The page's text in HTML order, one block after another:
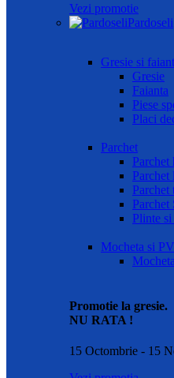
Vezi promotie
Pardoseli
Gresie si
Gresie
Faianta
Piese
Placi
Parchet
Parchet
Parchet
Plinte
Mocheta si
Promotie la gresie.
NU RATA !
15 Octombrie - 15